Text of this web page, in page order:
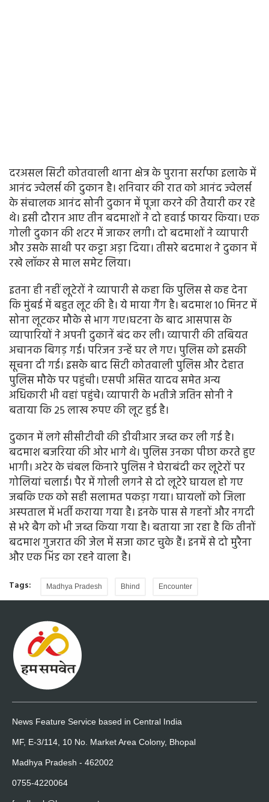
दरअसल सिटी कोतवाली थाना क्षेत्र के पुराना सर्राफा इलाके में
आनंद ज्वेलर्स की दुकान है। शनिवार की रात को आनंद ज्वेलर्स
के संचालक आनंद सोनी दुकान में पूजा करने की तैयारी कर रहे
थे। इसी दौरान आए तीन बदमाशों ने दो हवाई फायर किया। एक
गोली दुकान की शटर में जाकर लगी। दो बदमाशों ने व्यापारी
और उसके साथी पर कट्टा अड़ा दिया। तीसरे बदमाश ने दुकान में
रखे लॉकर से माल समेट लिया।
इतना ही नहीं लूटेरों ने व्यापारी से कहा कि पुलिस से कह देना
कि मुंबई में बहुत लूट की है। ये माया गैंग है। बदमाश 10 मिनट में
सोना लूटकर मौके से भाग गए।घटना के बाद आसपास के
व्यापारियों ने अपनी दुकानें बंद कर ली। व्यापारी की तबियत
अचानक बिगड़ गई। परिजन उन्हें घर ले गए। पुलिस को इसकी
सूचना दी गई। इसके बाद सिटी कोतवाली पुलिस और देहात
पुलिस मौके पर पहुंची। एसपी असित यादव समेत अन्य
अधिकारी भी वहां पहुंचे। व्यापारी के भतीजे जतिन सोनी ने
बताया कि 25 लाख रुपए की लूट हुई है।
दुकान में लगे सीसीटीवी की डीवीआर जब्त कर ली गई है।
बदमाश बजरिया की ओर भागे थे। पुलिस उनका पीछा करते हुए
भागी। अटेर के चंबल किनारे पुलिस ने घेराबंदी कर लूटेरों पर
गोलियां चलाई। पैर में गोली लगने से दो लूटेरे घायल हो गए
जबकि एक को सही सलामत पकड़ा गया। घायलों को जिला
अस्पताल में भर्ती कराया गया है। इनके पास से गहनों और नगदी
से भरे बैग को भी जब्त किया गया है। बताया जा रहा है कि तीनों
बदमाश गुजरात की जेल में सजा काट चुके हैं। इनमें से दो मुरैना
और एक भिंड का रहने वाला है।
Tags: Madhya Pradesh Bhind Encounter
News Feature Service based in Central India
MF, E-3/114, 10 No. Market Area Colony, Bhopal
Madhya Pradesh - 462002
0755-4220064